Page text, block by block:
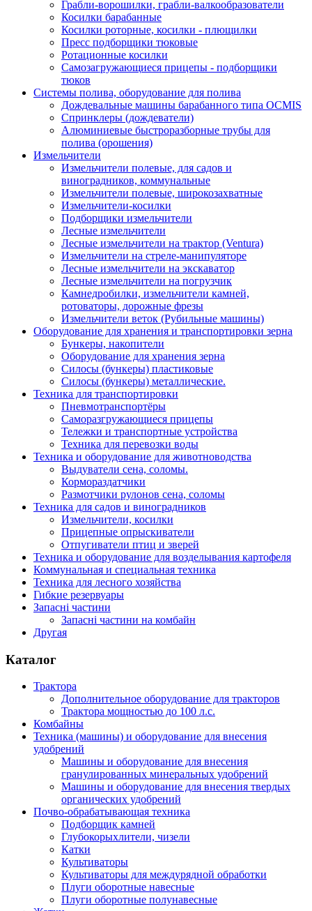
Грабли-ворошилки, грабли-валкообразователи
Косилки барабанные
Косилки роторные, косилки - плющилки
Пресс подборщики тюковые
Ротационные косилки
Самозагружающиеся прицепы - подборщики
тюков
Системы полива, оборудование для полива
Дождевальные машины барабанного типа OCMIS
Спринклеры (дождеватели)
Алюминиевые быстроразборные трубы для
полива (орошения)
Измельчители
Измельчители полевые, для садов и
виноградников, коммунальные
Измельчители полевые, широкозахватные
Измельчители-косилки
Подборщики измельчители
Лесные измельчители
Лесные измельчители на трактор (Ventura)
Измельчители на стреле-манипуляторе
Лесные измельчители на экскаватор
Лесные измельчители на погрузчик
Камнедробилки, измельчители камней,
ротоваторы, дорожные фрезы
Измельчители веток (Рубильные машины)
Оборудование для хранения и транспортировки зерна
Бункеры, накопители
Оборудование для хранения зерна
Силосы (бункеры) пластиковые
Силосы (бункеры) металлические.
Техника для транспортировки
Пневмотранспортёры
Саморазгружающиеся прицепы
Тележки и транспортные устройства
Техника для перевозки воды
Техника и оборудование для животноводства
Выдуватели сена, соломы.
Кормораздатчики
Размотчики рулонов сена, соломы
Техника для садов и виноградников
Измельчители, косилки
Прицепные опрыскиватели
Отпугиватели птиц и зверей
Техника и оборудование для возделывания картофеля
Коммунальная и специальная техника
Техника для лесного хозяйства
Гибкие резервуары
Запасні частини
Запасні частини на комбайн
Другая
Каталог
Трактора
Дополнительное оборудование для тракторов
Трактора мощностью до 100 л.с.
Комбайны
Техника (машины) и оборудование для внесения
удобрений
Машины и оборудование для внесения
гранулированных минеральных удобрений
Машины и оборудование для внесения твердых
органических удобрений
Почво-обрабатывающая техника
Подборщик камней
Глубокорыхлители, чизели
Катки
Культиваторы
Культиваторы для междурядной обработки
Плуги оборотные навесные
Плуги оборотные полунавесные